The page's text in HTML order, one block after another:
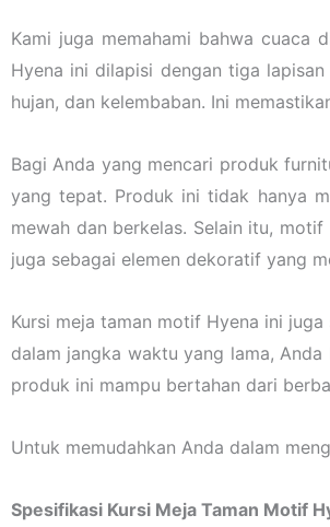
Kami juga memahami bahwa cuaca
Hyena ini dilapisi dengan tiga
hujan, dan kelembaban. Ini
Bagi Anda yang mencari produk
yang tepat. Produk ini tidak hanya
mewah dan berkelas. Selain itu,
juga sebagai elemen dekoratif yang
Kursi meja taman motif Hyena ini
dalam jangka waktu yang lama,
produk ini mampu bertahan dari
Untuk memudahkan Anda dalam
Spesifikasi Kursi Meja Taman Motif